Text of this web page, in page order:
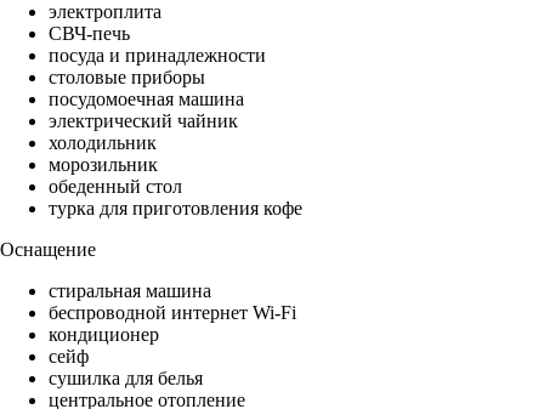
электроплита
СВЧ-печь
посуда и принадлежности
столовые приборы
посудомоечная машина
электрический чайник
холодильник
морозильник
обеденный стол
турка для приготовления кофе
Оснащение
стиральная машина
беспроводной интернет Wi-Fi
кондиционер
сейф
сушилка для белья
центральное отопление